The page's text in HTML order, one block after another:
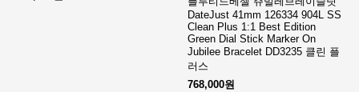
DateJust 41mm 126334 904L SS
Clean Plus 1:1 Best Edition
Green Dial Stick Marker On
Jubilee Bracelet DD3235 클린 플
러스
768,000원